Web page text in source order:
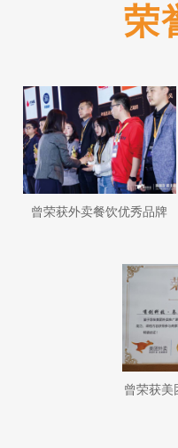
荣
曾荣获外卖餐饮优秀品牌